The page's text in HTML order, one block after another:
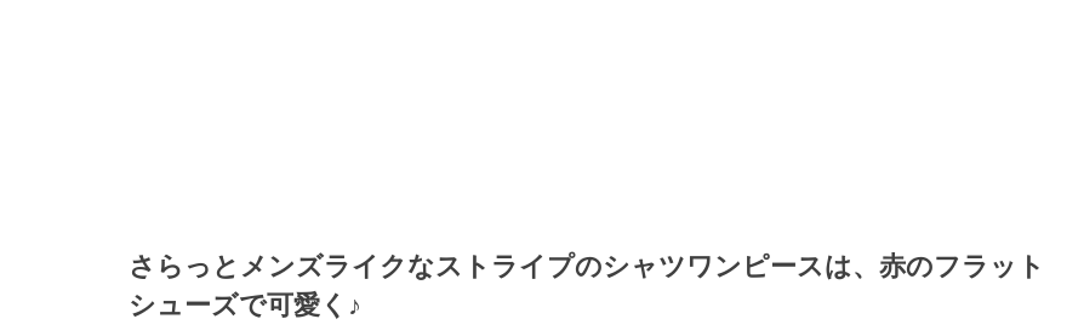
さらっとメンズライクなストライプのシャツワンピースは、赤のフラット
シューズで可愛く♪